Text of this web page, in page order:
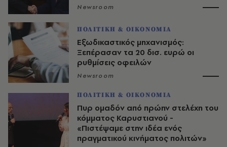
Newsroom
ΠΟΛΙΤΙΚΗ & ΟΙΚΟΝΟΜΙΑ
Εξωδικαστικός μηχανισμός:
Ξεπέρασαν τα 20 δισ. ευρώ οι
ρυθμίσεις οφειλών
Newsroom
ΠΟΛΙΤΙΚΗ & ΟΙΚΟΝΟΜΙΑ
Πυρ ομαδόν από πρώην στελέχη του
κόμματος Καρυστιανού -
«Πιστέψαμε στην ιδέα ενός
πραγματικού κινήματος πολιτών»